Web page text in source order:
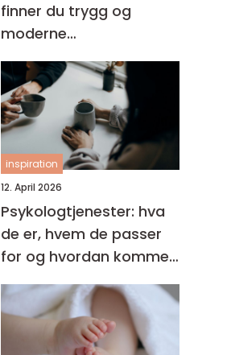
finner du trygg og
moderne
tannbehandling
inspiration
12. April 2026
Psykologtjenester: hva
de er, hvem de passer
for og hvordan komme i
gang